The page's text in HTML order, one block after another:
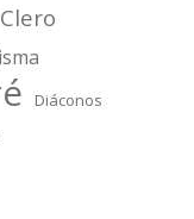
Clero
Diáconos